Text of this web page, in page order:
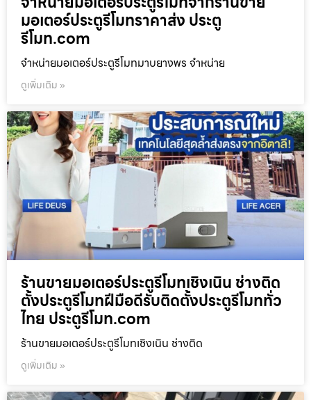
มอเตอร์ประตูรีโมทราคาส่ง ประตู
รีโมท.com
จำหน่ายมอเตอร์ประตูรีโมทมาบยางพร จำหน่าย
ดูเพิ่มเติม »
ร้านขายมอเตอร์ประตูรีโมทเชิงเนิน ช่างติด
ตั้งประตูรีโมทฝีมือดีรับติดตั้งประตูรีโมททั่ว
ไทย ประตูรีโมท.com
ร้านขายมอเตอร์ประตูรีโมทเชิงเนิน ช่างติด
ดูเพิ่มเติม »